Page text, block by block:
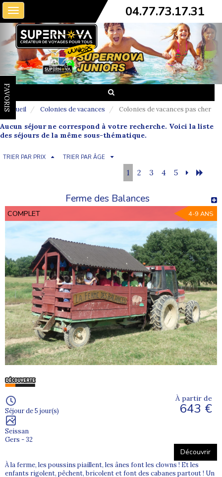
Toggle
navigation
04.77.73.17.31
FAVORIS
Accueil Colonies de vacances Colonies de vacances pas cher
Aucun séjour ne correspond à votre recherche. Voici la liste
des séjours de la même sous-thématique.
TRIER PAR PRIX TRIER PAR ÂGE
1 2 3 4 5
Ferme des Balances
COMPLET 4-9 ANS
Séjour de 5 jour(s)
Seissan
Gers - 32
À partir de
643 €
Découvrir
À la ferme, les poussins piaillent, les ânes font les clowns ! Et les
enfants rigolent, pêchent, bricolent et font des cabanes partout ! Un